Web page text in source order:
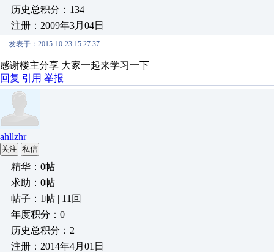
历史总积分：134
注册：2009年3月04日
发表于：2015-10-23 15:27:37
感谢楼主分享 大家一起来学习一下
回复 引用 举报
ahllzhr
关注 私信
精华：0帖
求助：0帖
帖子：1帖 | 11回
年度积分：0
历史总积分：2
注册：2014年4月01日